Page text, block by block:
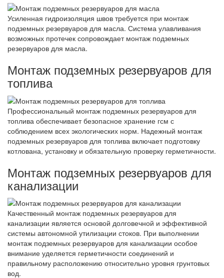
Усиленная гидроизоляция швов требуется при монтаж
подземных резервуаров для масла. Система улавливания
возможных протечек сопровождает монтаж подземных
резервуаров для масла.
Монтаж подземных резервуаров для
топлива
Профессиональный монтаж подземных резервуаров для
топлива обеспечивает безопасное хранение гсм с
соблюдением всех экологических норм. Надежный монтаж
подземных резервуаров для топлива включает подготовку
котлована, установку и обязательную проверку герметичности.
Монтаж подземных резервуаров для
канализации
Качественный монтаж подземных резервуаров для
канализации является основой долговечной и эффективной
системы автономной утилизации стоков. При выполнении
монтаж подземных резервуаров для канализации особое
внимание уделяется герметичности соединений и
правильному расположению относительно уровня грунтовых
вод.